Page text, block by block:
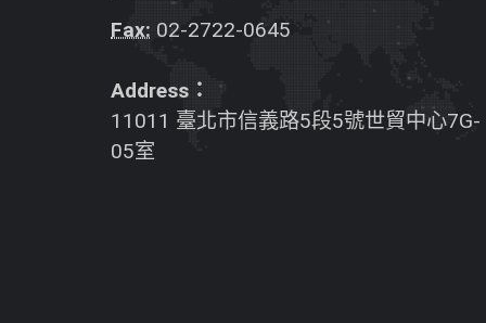
Fax: 02-2722-0645
Address：
11011 臺北市信義路5段5號世貿中心7G-
05室